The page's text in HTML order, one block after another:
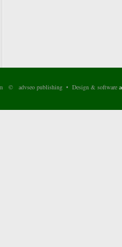
© advseo publishing • Design & software